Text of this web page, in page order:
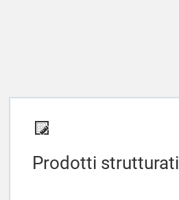
Prodotti strutturati